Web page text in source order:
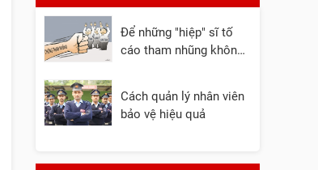
Để những "hiệp" sĩ tố
cáo tham nhũng không
Cách quản lý nhân viên
bảo vệ hiệu quả